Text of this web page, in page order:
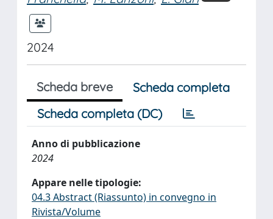
2024
Scheda breve
Scheda completa
Scheda completa (DC)
Anno di pubblicazione
2024
Appare nelle tipologie:
04.3 Abstract (Riassunto) in convegno in
Rivista/Volume